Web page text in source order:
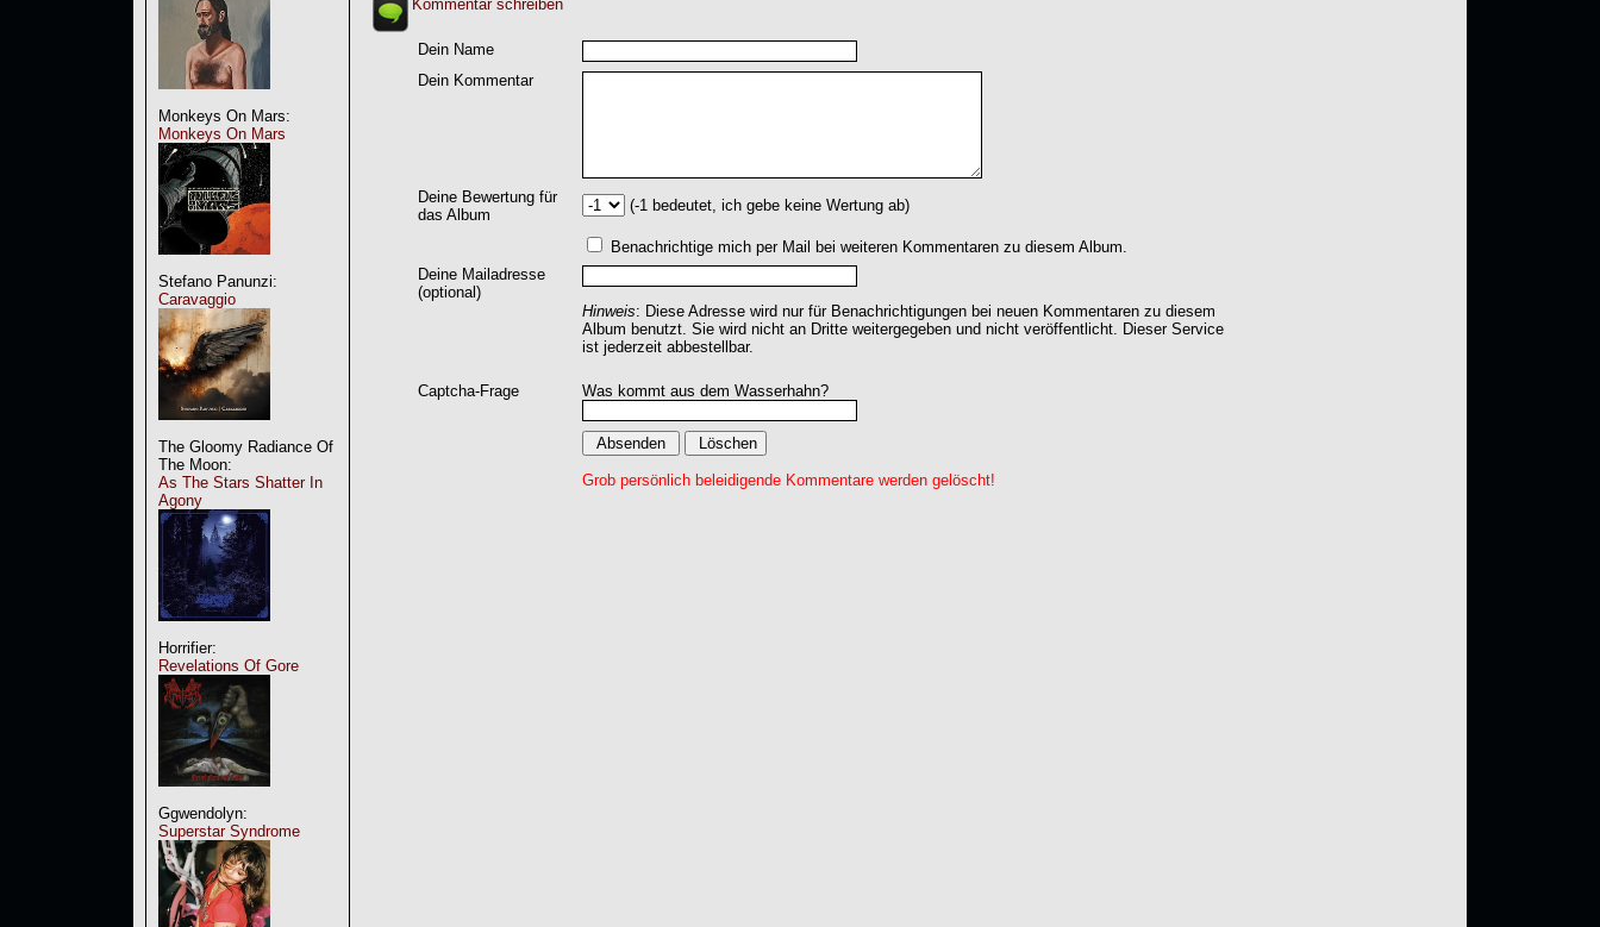
Monkeys On Mars:
Monkeys On Mars
Stefano Panunzi:
Caravaggio
The Gloomy Radiance Of
The Moon:
As The Stars Shatter In
Agony
Horrifier:
Revelations Of Gore
Ggwendolyn:
Superstar Syndrome
Kommentar schreiben
Dein Name
Dein Kommentar
Deine Bewertung für
das Album
(-1 bedeutet, ich gebe keine Wertung ab)
Benachrichtige mich per Mail bei weiteren Kommentaren zu diesem Album.
Deine Mailadresse
(optional)
Hinweis: Diese Adresse wird nur für Benachrichtigungen bei neuen Kommentaren zu diesem
Album benutzt. Sie wird nicht an Dritte weitergegeben und nicht veröffentlicht. Dieser Service
ist jederzeit abbestellbar.
Captcha-Frage Was kommt aus dem Wasserhahn?
Grob persönlich beleidigende Kommentare werden gelöscht!